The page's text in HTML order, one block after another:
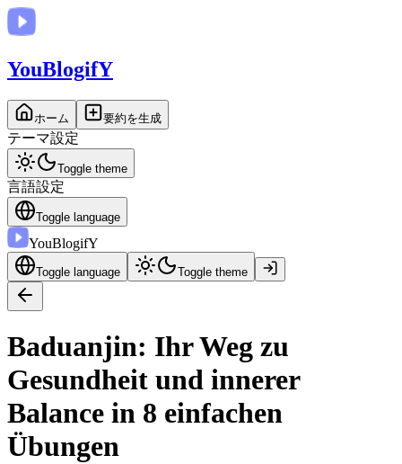
YouBlogifY
ホーム 要約を生成
テーマ設定
Toggle theme
言語設定
Toggle language
YouBlogifY
Toggle language Toggle theme
Baduanjin: Ihr Weg zu
Gesundheit und innerer
Balance in 8 einfachen
Übungen